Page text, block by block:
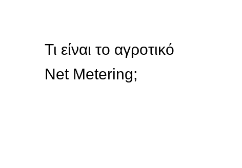
Τι είναι το αγροτικό
Net Metering;